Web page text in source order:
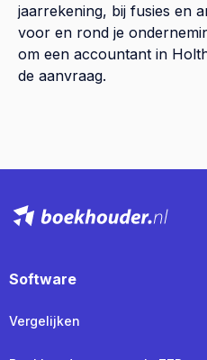
jaarrekening, bij fusies en
voor en rond je
om een accountant in
de aanvraag.
Software
Vergelijken